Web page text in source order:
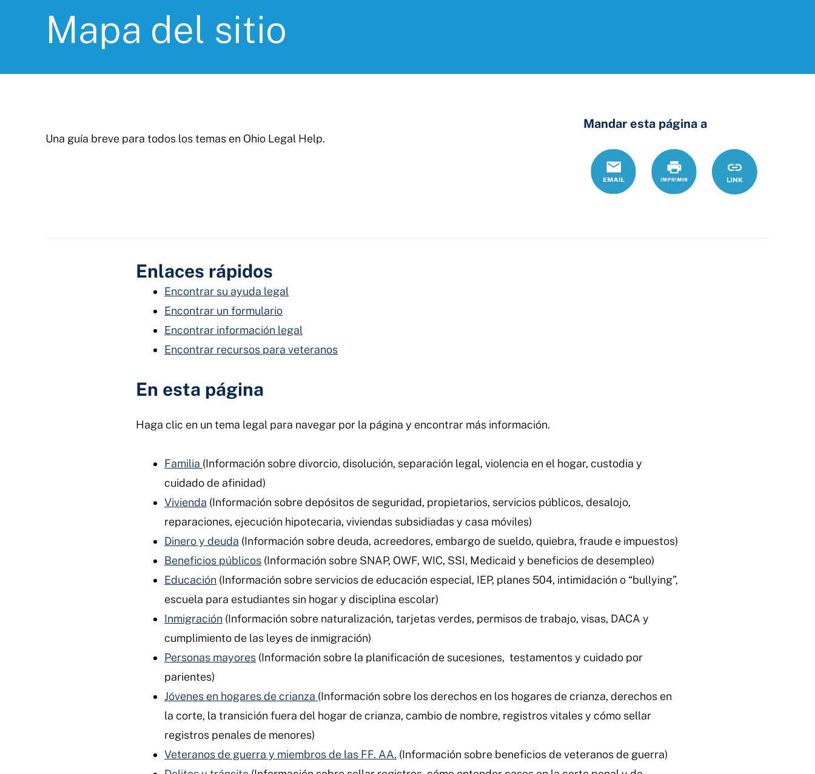
Mapa del sitio
Una guía breve para todos los temas en Ohio Legal Help.
Mandar esta página a
Correo
electrónico
Print
https://
del-
sitio
Link
Enlaces rápidos
Encontrar su ayuda legal
Encontrar un formulario
Encontrar información legal
Encontrar recursos para veteranos
En esta página
Haga clic en un tema legal para navegar por la página y encontrar más información.
Familia (Información sobre divorcio, disolución, separación legal, violencia en el hogar, custodia y
cuidado de afinidad)
Vivienda (Información sobre depósitos de seguridad, propietarios, servicios públicos, desalojo,
reparaciones, ejecución hipotecaria, viviendas subsidiadas y casa móviles)
Dinero y deuda (Información sobre deuda, acreedores, embargo de sueldo, quiebra, fraude e impuestos)
Beneficios públicos (Información sobre SNAP, OWF, WIC, SSI, Medicaid y beneficios de desempleo)
Educación (Información sobre servicios de educación especial, IEP, planes 504, intimidación o “bullying”,
escuela para estudiantes sin hogar y disciplina escolar)
Inmigración (Información sobre naturalización, tarjetas verdes, permisos de trabajo, visas, DACA y
cumplimiento de las leyes de inmigración)
Personas mayores (Información sobre la planificación de sucesiones, testamentos y cuidado por
parientes)
Jóvenes en hogares de crianza (Información sobre los derechos en los hogares de crianza, derechos en
la corte, la transición fuera del hogar de crianza, cambio de nombre, registros vitales y cómo sellar
registros penales de menores)
Veteranos de guerra y miembros de las FF. AA. (Información sobre beneficios de veteranos de guerra)